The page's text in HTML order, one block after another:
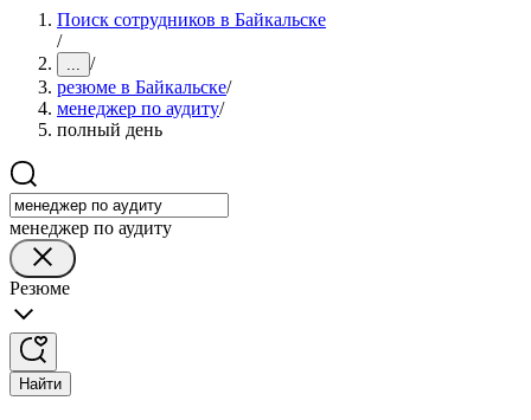
Поиск сотрудников в Байкальске
/
... /
резюме в Байкальске/
менеджер по аудиту/
полный день
менеджер по аудиту
Резюме
Найти